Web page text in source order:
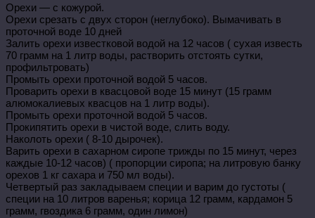
Орехи — с кожурой.
Орехи срезать с двух сторон (неглубоко). Вымачивать в
проточной воде 10 дней
Залить орехи известковой водой на 12 часов ( сухая известь
70 грамм на 1 литр воды, растворить отстоять сутки,
профильтровать)
Промыть орехи проточной водой 5 часов.
Проварить орехи в квасцовой воде 15 минут (15 грамм
алюмокалиевых квасцов на 1 литр воды).
Промыть орехи проточной водой 5 часов.
Прокипятить орехи в чистой воде, слить воду.
Наколоть орехи ( 8-10 дырочек).
Варить орехи в сахарном сиропе трижды по 15 минут, через
каждые 10-12 часов) ( пропорции сиропа; на литровую банку
орехов 1 кг сахара и 750 мл воды).
Четвертый раз закладываем специи и варим до густоты (
специи на 10 литров варенья; корица 12 грамм, кардамон 5
грамм, гвоздика 6 грамм, один лимон)